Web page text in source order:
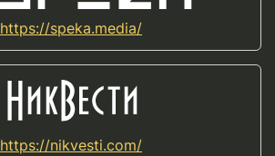
https://speka.media/
https://nikvesti.com/